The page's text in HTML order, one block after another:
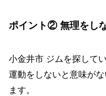
ポイント② 無理をし
小金井市 ジムを探して
運動をしないと意味が
ます。